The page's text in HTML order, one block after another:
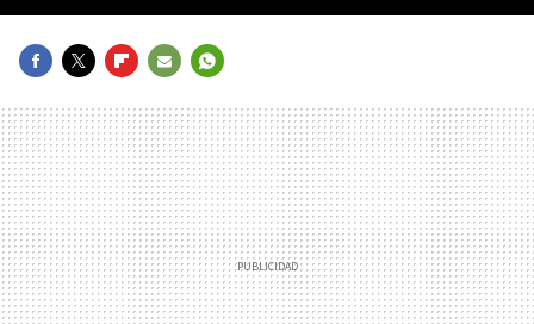
MAIL